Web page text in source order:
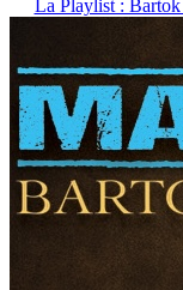
La Playlist :